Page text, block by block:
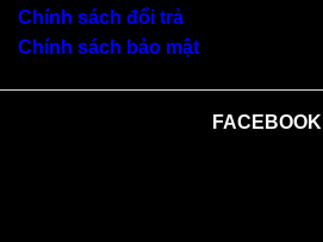
Chính sách đổi trả
Chính sách bảo mật
FACEBOOK